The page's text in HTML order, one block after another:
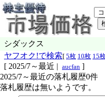
シダックス
ヤフオク!で検索 [ 5枚 10枚 15
[ 2025/7～最近 | aucfan ]
2025/7～最近の落札履歴0件
落札履歴は無いようです。